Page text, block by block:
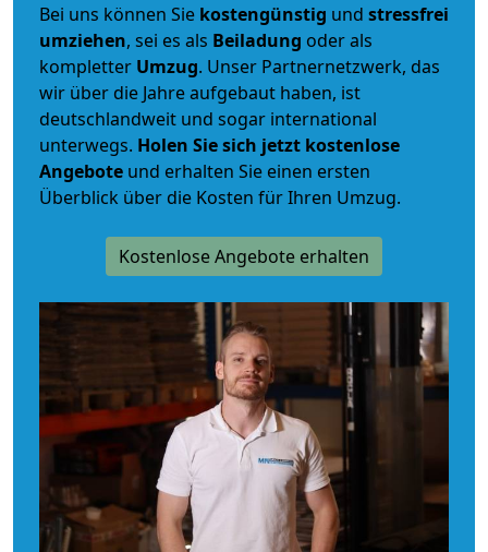
Bei uns können Sie kostengünstig und stressfrei
umziehen, sei es als Beiladung oder als
kompletter Umzug. Unser Partnernetzwerk, das
wir über die Jahre aufgebaut haben, ist
deutschlandweit und sogar international
unterwegs. Holen Sie sich jetzt kostenlose
Angebote und erhalten Sie einen ersten
Überblick über die Kosten für Ihren Umzug.
Kostenlose Angebote erhalten